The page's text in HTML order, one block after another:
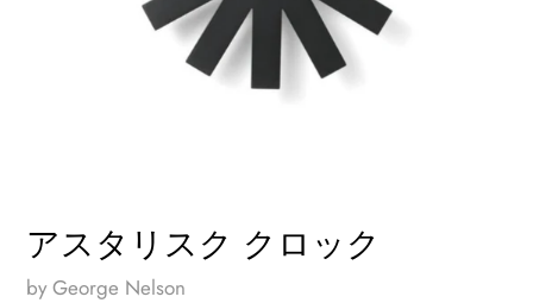
アスタリスク クロック
by George Nelson